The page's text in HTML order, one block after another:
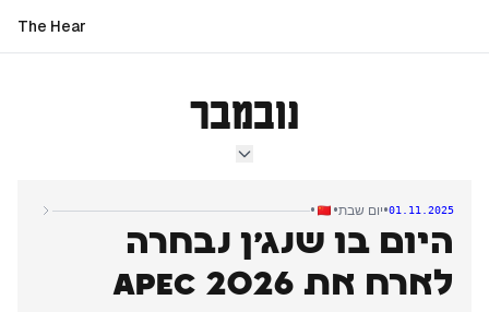
The Hear
נובמבר
01.11.2025
•יום שבת•
•
היום בו שנג'ן נבחרה
לארח את APEC 2026